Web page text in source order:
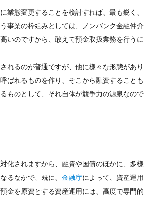
に業態変更することを検討すれば、最も鋭く
事業の枠組みとしては、ノンバンク金融仲介
いのですから、敢えて預金取扱業務を行うに
れるのが普通ですが、他に様々な形態があ
ばれるものを作り、そこから融資すること
ものとして、それ自体が競争力の源泉なので
化されますから、融資や国債のほかに、多
るなかで、既に、 金融庁によって、資産運
金を原資とする資産運用には、高度で専門